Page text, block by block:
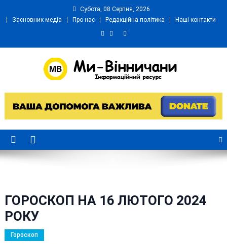
Субота, 08 Серпня, 2026
Засновник медіа
Про нас Редакційна політика Наші контакти
Ми Вінничани
ГОРОСКОП НА 16 ЛЮТОГО 2024
РОКУ
Гороскоп